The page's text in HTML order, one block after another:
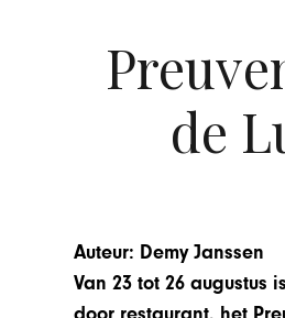
de
Auteur: Demy Janssen
Van 23 tot 26 augustus